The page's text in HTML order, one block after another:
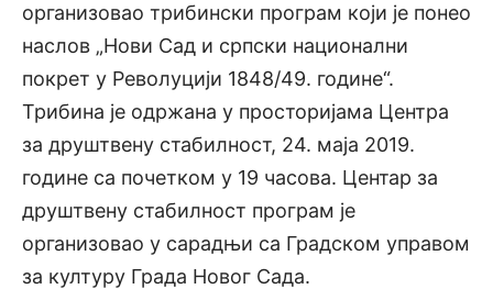
организовао трибински програм који је понео
наслов „Нови Сад и српски национални
покрет у Револуцији 1848/49. године“.
Трибина је одржана у просторијама Центра
за друштвену стабилност, 24. маја 2019.
године са почетком у 19 часова. Центар за
друштвену стабилност програм је
организовао у сарадњи са Градском управом
за културу Града Новог Сада.